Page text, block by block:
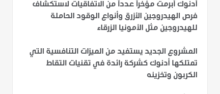
أدنوك أبرمت مؤخراً عدداً من الاتفاقيات لاستكشاف
فرص الهيدروجين الأزرق وأنواع الوقود الحاملة
للهيدروجين مثل الأمونيا الزرقاء
المشروع الجديد يستفيد من الميزات التنافسية التي
تمتلكها أدنوك كشركة رائدة في تقنيات التقاط
الكربون وتخزينه